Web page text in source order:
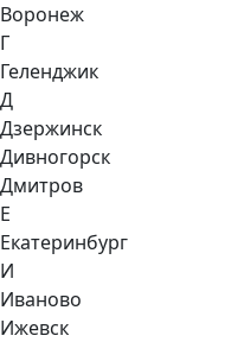
Воронеж
Г
Геленджик
Д
Дзержинск
Дивногорск
Дмитров
Е
Екатеринбург
И
Иваново
Ижевск